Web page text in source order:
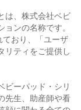
は、株式会社ベビ
ンの名称です。
ており、「ユーザ
リティをご提供し
ビーパッド・シリ
先生、助産師や看